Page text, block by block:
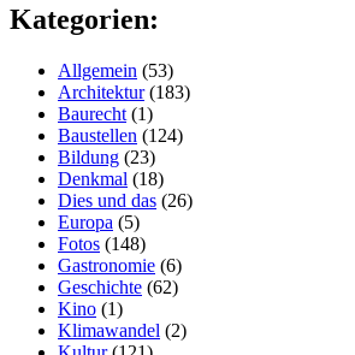
Kategorien:
Allgemein (53)
Architektur(183)
Baurecht (1)
Baustellen (124)
Bildung (23)
Denkmal (18)
Dies und das (26)
Europa (5)
Fotos (148)
Gastronomie (6)
Geschichte (62)
Kino (1)
Klimawandel (2)